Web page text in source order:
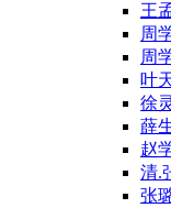
王
周
周
叶
徐
薛
赵
清.
张